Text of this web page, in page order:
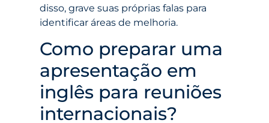
disso, grave suas próprias falas para
identificar áreas de melhoria.
Como preparar uma
apresentação em
inglês para reuniões
internacionais?